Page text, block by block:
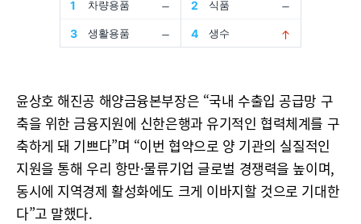
윤상호 해진공 해양금융본부장은 “국내 수출입 공급망 구
축을 위한 금융지원에 신한은행과 유기적인 협력체계를 구
축하게 돼 기쁘다”며 “이번 협약으로 양 기관의 실질적인
지원을 통해 우리 항만·물류기업 글로벌 경쟁력을 높이며,
동시에 지역경제 활성화에도 크게 이바지할 것으로 기대한
다”고 말했다.